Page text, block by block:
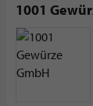
1001